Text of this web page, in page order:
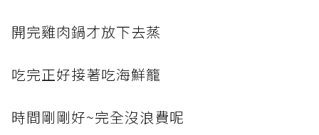
開完雞肉鍋才放下去蒸
吃完正好接著吃海鮮籠
時間剛剛好~完全沒浪費呢